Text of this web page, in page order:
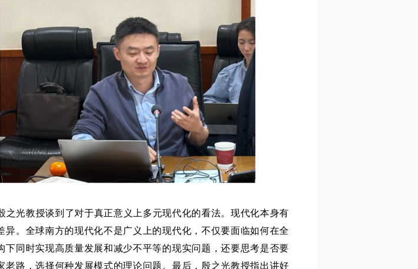
之光教授谈到了对于真正意义上多元现代化的看法。现代化本身有
异。全球南方的现代化不是广义上的现代化，不仅要面临如何在全
下同时实现高质量发展和减少不平等的现实问题，还要思考是否要
老路，选择何种发展模式的理论问题。最后，殷之光教授指出讲好